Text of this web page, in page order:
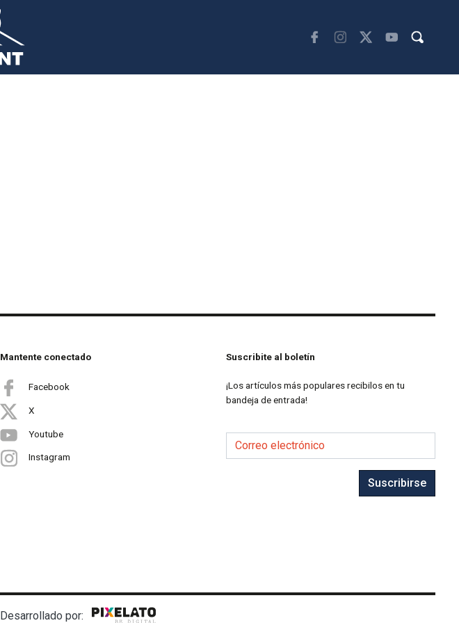
Mantente conectado
Facebook
X
Youtube
Instagram
Suscribite al boletín
¡Los artículos más populares recibilos en tu
bandeja de entrada!
Correo electrónico
Suscribirse
Desarrollado por: